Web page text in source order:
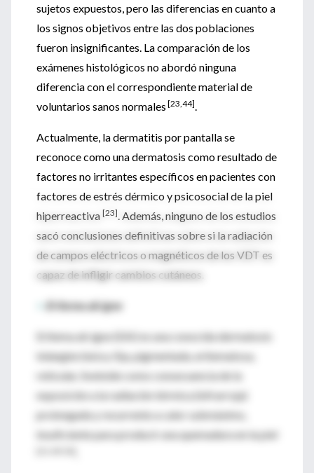
sujetos expuestos, pero las diferencias en cuanto a
los signos objetivos entre las dos poblaciones
fueron insignificantes. La comparación de los
exámenes histológicos no abordó ninguna
diferencia con el correspondiente material de
voluntarios sanos normales [23,44].
Actualmente, la dermatitis por pantalla se
reconoce como una dermatosis como resultado de
factores no irritantes específicos en pacientes con
factores de estrés dérmico y psicosocial de la piel
hiperreactiva [23]. Además, ninguno de los estudios
sacó conclusiones definitivas sobre si la radiación
de campos eléctricos o magnéticos de los VDT es
capaz de infligir cambios cutáneos.
Eritema ab igne
Eritema ab igne (EAI) es una conocida dermatosis
telangiectásica, fija, pigmentada, eritematosa,
reticular, liveloide como consecuencia de la
exposición a la radiación térmica (infrarroja)
prolongada y recurrente a calor submáximo,
insuficiente para producir una quemadura en la piel